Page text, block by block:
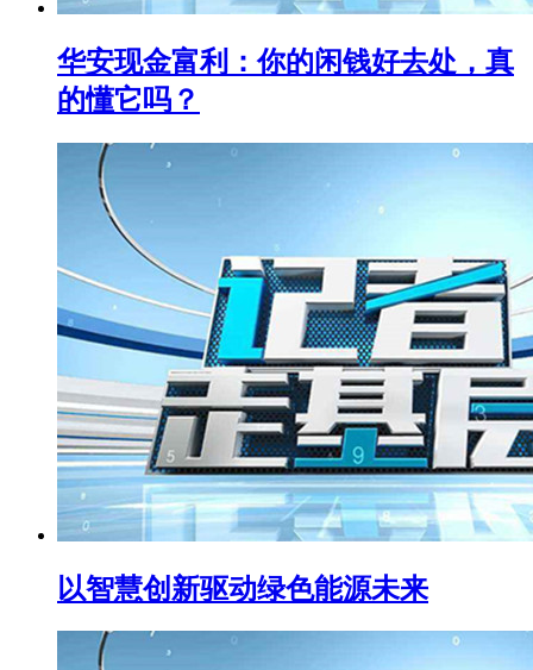
华安现金富利：你的闲钱好去处，真
的懂它吗？
以智慧创新驱动绿色能源未来